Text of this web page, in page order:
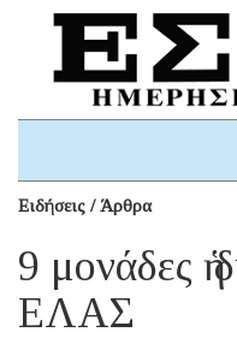
Ειδήσεις / Άρθρα
9 μονάδες ἡ
ΕΛΑΣ